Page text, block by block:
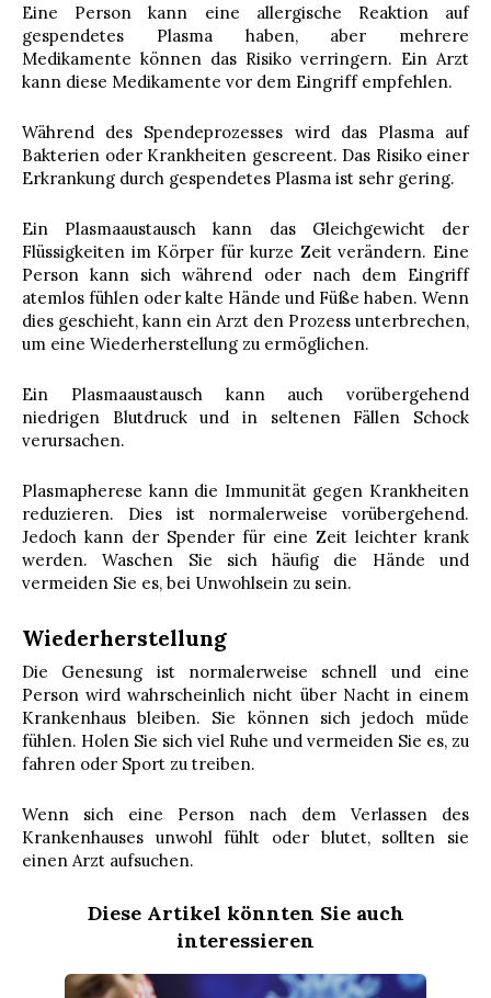
Eine Person kann eine allergische Reaktion auf
gespendetes Plasma haben, aber mehrere
Medikamente können das Risiko verringern. Ein Arzt
kann diese Medikamente vor dem Eingriff empfehlen.
Während des Spendeprozesses wird das Plasma auf
Bakterien oder Krankheiten gescreent. Das Risiko einer
Erkrankung durch gespendetes Plasma ist sehr gering.
Ein Plasmaaustausch kann das Gleichgewicht der
Flüssigkeiten im Körper für kurze Zeit verändern. Eine
Person kann sich während oder nach dem Eingriff
atemlos fühlen oder kalte Hände und Füße haben. Wenn
dies geschieht, kann ein Arzt den Prozess unterbrechen,
um eine Wiederherstellung zu ermöglichen.
Ein Plasmaaustausch kann auch vorübergehend
niedrigen Blutdruck und in seltenen Fällen Schock
verursachen.
Plasmapherese kann die Immunität gegen Krankheiten
reduzieren. Dies ist normalerweise vorübergehend.
Jedoch kann der Spender für eine Zeit leichter krank
werden. Waschen Sie sich häufig die Hände und
vermeiden Sie es, bei Unwohlsein zu sein.
Wiederherstellung
Die Genesung ist normalerweise schnell und eine
Person wird wahrscheinlich nicht über Nacht in einem
Krankenhaus bleiben. Sie können sich jedoch müde
fühlen. Holen Sie sich viel Ruhe und vermeiden Sie es, zu
fahren oder Sport zu treiben.
Wenn sich eine Person nach dem Verlassen des
Krankenhauses unwohl fühlt oder blutet, sollten sie
einen Arzt aufsuchen.
Diese Artikel könnten Sie auch
interessieren